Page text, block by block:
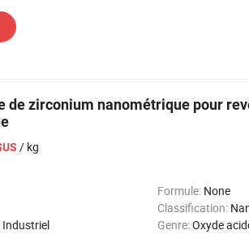
de zirconium nanométrique pour
/ kg
Formule: None
Classification:
Industriel Genre:Oxyde